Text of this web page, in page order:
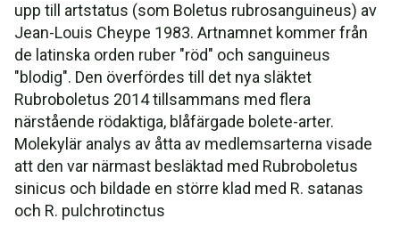
upp till artstatus (som Boletus rubrosanguineus) av
Jean-Louis Cheype 1983. Artnamnet kommer från
de latinska orden ruber "röd" och sanguineus
"blodig". Den överfördes till det nya släktet
Rubroboletus 2014 tillsammans med flera
närstående rödaktiga, blåfärgade bolete-arter.
Molekylär analys av åtta av medlemsarterna visade
att den var närmast besläktad med Rubroboletus
sinicus och bildade en större klad med R. satanas
och R. pulchrotinctus